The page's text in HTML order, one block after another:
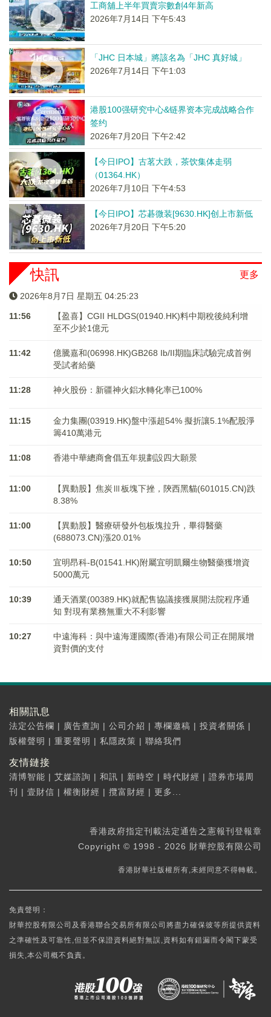
工商舖上半年買賣宗數創4年新高
2026年7月14日 下午5:43
「JHC 日本城」將該名為「JHC 真好城」
2026年7月14日 下午1:03
港股100强研究中心&链界资本完成战略合作
签约
2026年7月20日 下午2:42
【今日IPO】古茗大跌，茶饮集体走弱
（01364.HK）
2026年7月10日 下午4:53
【今日IPO】芯碁微装[9630.HK]创上市新低
2026年7月20日 下午5:20
更多
快訊
2026年8月7日 星期五 04:25:24
11:56
【盈喜】CGII HLDGS(01940.HK)料中期稅後純利增
至不少於1億元
11:42
億騰嘉和(06998.HK)GB268 Ib/II期臨床試驗完成首例
受試者給藥
11:28 神火股份：新疆神火鋁水轉化率已100%
11:15
金力集團(03919.HK)盤中漲超54% 擬折讓5.1%配股淨
籌410萬港元
11:08 香港中華總商會倡五年規劃設四大願景
11:00
【異動股】焦炭Ⅲ板塊下挫，陝西黑貓(601015.CN)跌
8.38%
11:00
【異動股】醫療研發外包板塊拉升，畢得醫藥
(688073.CN)漲20.01%
10:50
宜明昂科-B(01541.HK)附屬宜明凱爾生物醫藥獲增資
5000萬元
10:39
通天酒業(00389.HK)就配售協議接獲展開法院程序通
知 對現有業務無重大不利影響
10:27
中遠海科：與中遠海運國際(香港)有限公司正在開展增
資對價的支付
相關訊息
法定公告欄 | 廣告查詢 | 公司介紹 | 專欄邀稿 | 投資者關係 |
版權聲明 | 重要聲明 | 私隱政策 | 聯絡我們
友情鏈接
清博智能 | 艾媒諮詢 | 和訊 | 新時空 | 時代財經 | 證券市場周
刊
| 壹財信 | 權衡財經 | 攬富財經 | 更多...
香港政府指定刊載法定通告之憲報刊登報章
Copyright © 1998 - 2026 財華控股有限公司
香港財華社版權所有,未經同意不得轉載。
免責聲明：
財華控股有限公司及香港聯合交易所有限公司將盡力確保彼等所提供資料
之準確性及可靠性,但並不保證資料絕對無誤,資料如有錯漏而令閣下蒙受
損失,本公司概不負責。